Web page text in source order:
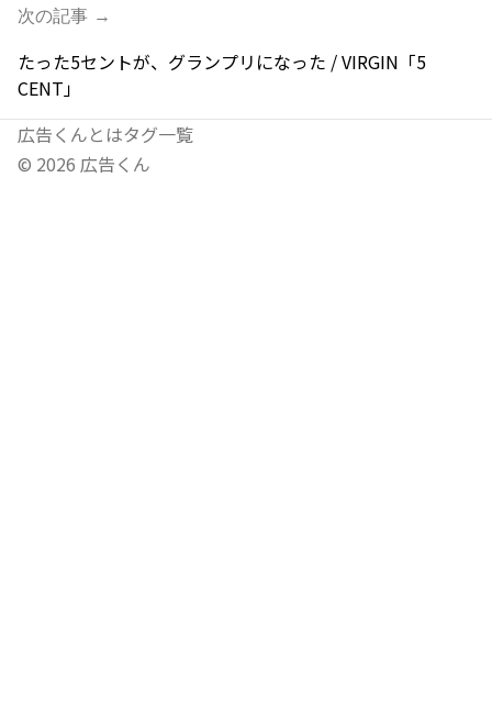
次の記事 →
たった5セントが、グランプリになった / VIRGIN「5
CENT」
広告くんとはタグ一覧
© 2026 広告くん